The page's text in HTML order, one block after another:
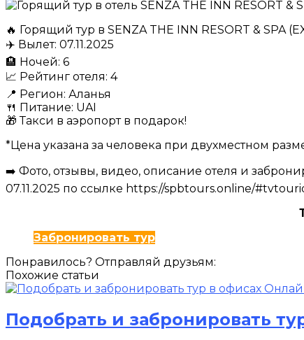
🔥 Горящий тур в SENZA THE INN RESORT & SPA
✈️ Вылет: 07.11.2025
🏨 Ночей: 6
📈 Рейтинг отеля: 4
📍 Регион: Аланья
🍴 Питание: UAI
🎁 Такси в аэропорт в подарок!
*Цена указана за человека при двухместном
➡️ Фото, отзывы, видео, описание отеля и
07.11.2025 по ссылке https://spbtours.online/
Забронировать тур
Понравилось? Отправляй друзьям:
Похожие статьи
Подобрать и забронировать